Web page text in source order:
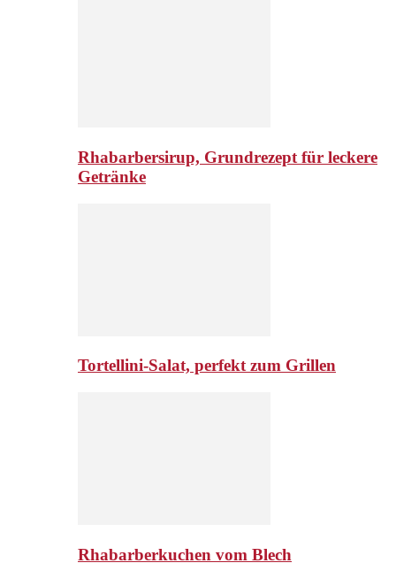
Rhabarbersirup, Grundrezept für leckere
Getränke
Tortellini-Salat, perfekt zum Grillen
Rhabarberkuchen vom Blech